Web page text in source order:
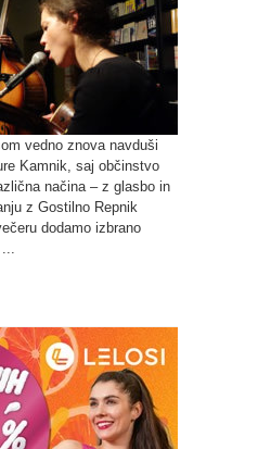
vedno znova navduši
Kamnik, saj občinstvo
načina – z glasbo in
z Gostilno Repnik
dodamo izbrano